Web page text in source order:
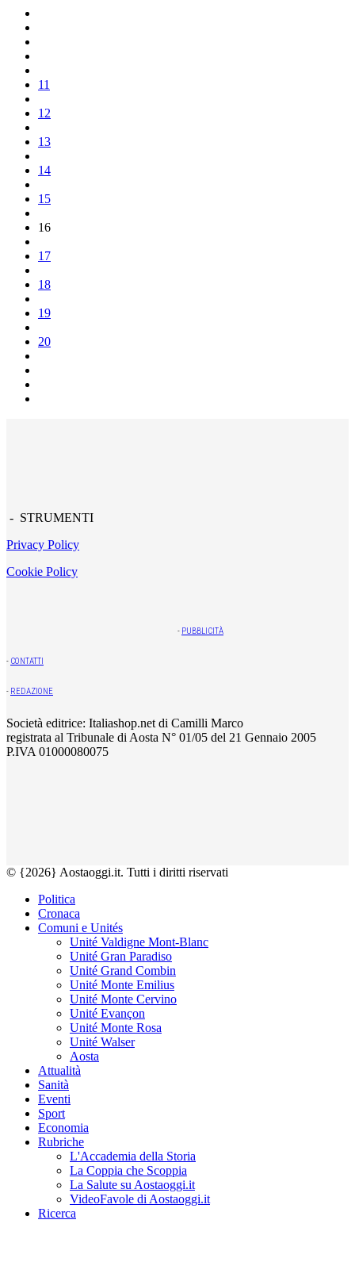
11
12
13
14
15
16
17
18
19
20
- STRUMENTI
Privacy Policy
Cookie Policy
- PUBBLICITÀ
- CONTATTI
- REDAZIONE
Società editrice: Italiashop.net di Camilli Marco
registrata al Tribunale di Aosta N° 01/05 del 21 Gennaio 2005
P.IVA 01000080075
© {2026} Aostaoggi.it. Tutti i diritti riservati
Politica
Cronaca
Comuni e Unités
Unité Valdigne Mont-Blanc
Unité Gran Paradiso
Unité Grand Combin
Unité Monte Emilius
Unité Monte Cervino
Unité Evançon
Unité Monte Rosa
Unité Walser
Aosta
Attualità
Sanità
Eventi
Sport
Economia
Rubriche
L'Accademia della Storia
La Coppia che Scoppia
La Salute su Aostaoggi.it
VideoFavole di Aostaoggi.it
Ricerca